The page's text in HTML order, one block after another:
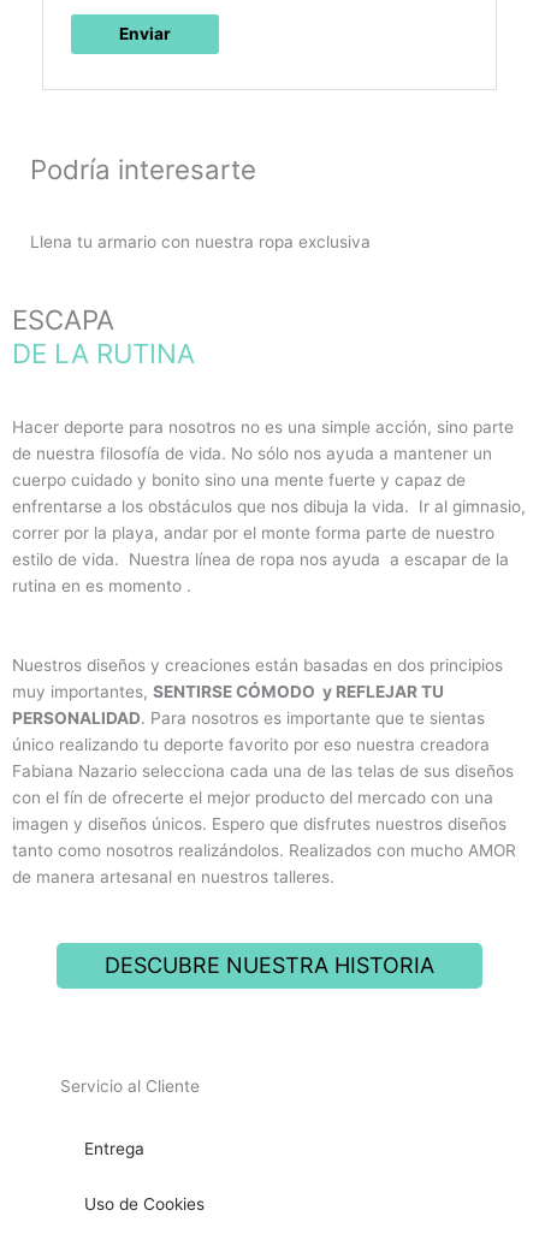
Podría interesarte
Llena tu armario con nuestra ropa exclusiva
ESCAPA
DE LA RUTINA
Hacer deporte para nosotros no es una simple acción, sino parte
de nuestra filosofía de vida. No sólo nos ayuda a mantener un
cuerpo cuidado y bonito sino una mente fuerte y capaz de
enfrentarse a los obstáculos que nos dibuja la vida. Ir al gimnasio,
correr por la playa, andar por el monte forma parte de nuestro
estilo de vida. Nuestra línea de ropa nos ayuda a escapar de la
rutina en es momento .
Nuestros diseños y creaciones están basadas en dos principios
muy importantes, SENTIRSE CÓMODO y REFLEJAR TU
PERSONALIDAD. Para nosotros es importante que te sientas
único realizando tu deporte favorito por eso nuestra creadora
Fabiana Nazario selecciona cada una de las telas de sus diseños
con el fín de ofrecerte el mejor producto del mercado con una
imagen y diseños únicos. Espero que disfrutes nuestros diseños
tanto como nosotros realizándolos. Realizados con mucho AMOR
de manera artesanal en nuestros talleres.
DESCUBRE NUESTRA HISTORIA
Servicio al Cliente
Entrega
Uso de Cookies